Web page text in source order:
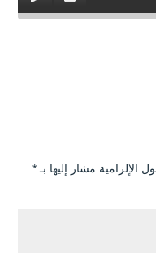
الإلزامية مشار إليها بـ *